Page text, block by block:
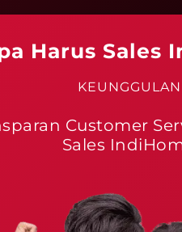
Harus Sales
Customer
Sales